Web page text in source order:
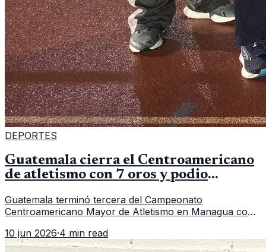
DEPORTES
Guatemala cierra el Centroamericano
de atletismo con 7 oros y podio
Guatemala terminó tercera del Campeonato
Centroamericano Mayor de Atletismo en Managua con
de CDAG.
10 jun 2026·4 min read